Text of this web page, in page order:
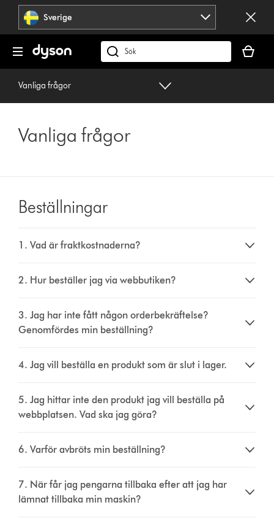
Hoppa
navigering
Sverige
Sök
på
är
tom
Vanliga frågor
Vanliga frågor
Beställningar
1. Vad är fraktkostnaderna?
2. Hur beställer jag via webbutiken?
3. Jag har inte fått någon orderbekräftelse?
Genomfördes min beställning?
4. Jag vill beställa en produkt som är slut i lager.
5. Jag hittar inte den produkt jag vill beställa på
webbplatsen. Vad ska jag göra?
6. Varför avbröts min beställning?
7. När får jag pengarna tillbaka efter att jag har
lämnat tillbaka min maskin?